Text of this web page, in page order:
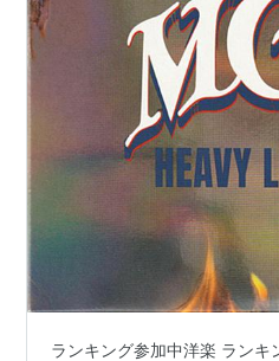
ランキング参加中洋楽 ラン